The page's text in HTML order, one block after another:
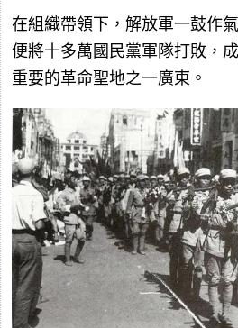
在組織帶領下，解放軍一鼓作
便將十多萬國民黨軍隊打敗，
重要的革命聖地之一廣東。